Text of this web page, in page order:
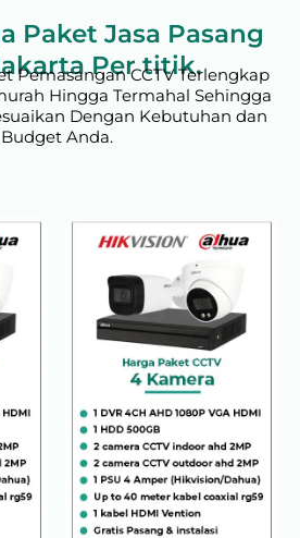
Paket Jasa Pasang
Per titik.
Pemasangan CCTV Terlengkap
Hingga Termahal Sehingga
Dengan Kebutuhan dan
Budget Anda.